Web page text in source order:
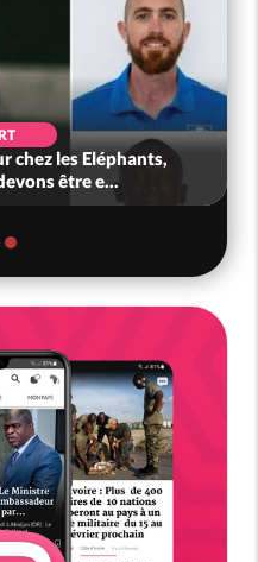
chez les Eléphants,
être e...